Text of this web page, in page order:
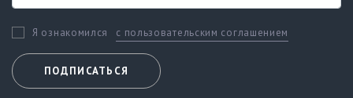
Я ознакомился с пользовательским соглашением
ПОДПИСАТЬСЯ